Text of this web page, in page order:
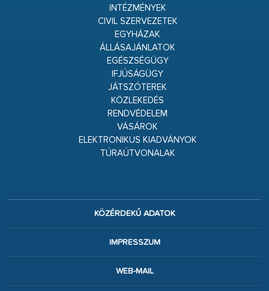
INTÉZMÉNYEK
CIVIL SZERVEZETEK
EGYHÁZAK
ÁLLÁSAJÁNLATOK
EGÉSZSÉGÜGY
IFJÚSÁGÜGY
JÁTSZÓTEREK
KÖZLEKEDÉS
RENDVÉDELEM
VÁSÁROK
ELEKTRONIKUS KIADVÁNYOK
TÚRAÚTVONALAK
KÖZÉRDEKŰ ADATOK
IMPRESSZUM
WEB-MAIL